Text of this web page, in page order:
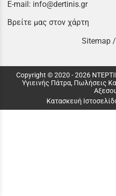
E-mail: info@dertinis.gr
Βρείτε μας στον χάρτη
Sitemap /
Copyright © 2020 - 2026
Υγιεινής Πάτρα, Πωλήσεις
Κατασκευή